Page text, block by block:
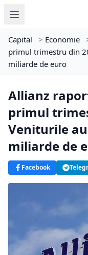
Capital > Economie
primul trimestru din
miliarde de euro
Allianz
primul
Veniturile
miliarde de
Facebook